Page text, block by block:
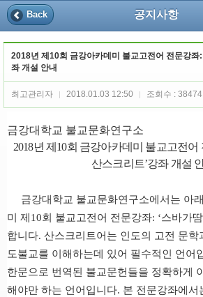
Back 공지사항
2018년 제10회 금강아카데미 불교고전어 전문강좌:
좌 개설 안내
최고관리자 2018.01.03 12:50 조회수 : 38474
금강대학교 불교문화연구소
2018년 제 10회 금강아카데미 불교고전어
산스크리트’강좌 개설
금강대학교 불교문화연구소에서는 아
미 제 10회 불교고전어 전문강좌: ‘스바가땀
합니다. 산스크리트어는 인도의 고전 문학
도불교를 이해하는데 있어 필수적인 언어
한문으로 번역된 불교문헌들을 정확하게
해야만 하는 언어입니다. 본 전문강좌에서